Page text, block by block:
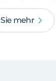
mehr